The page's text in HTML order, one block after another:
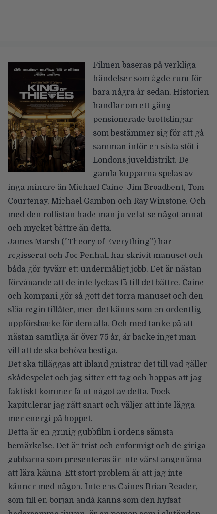
Filmen baseras på verkliga
händelser som ägde rum för
bara några år sedan. Historien
handlar om ett gäng
pensionerade brottslingar
som bestämmer sig för att gå
samman inför en sista stöt i
Londons juveldistrikt. De
gamla kupparna spelas av
inga mindre än Michael Caine, Jim Broadbent, Tom
Courtenay, Michael Gambon och Ray Winstone. Och
med den rollistan hade man ju velat se något annat
och mycket bättre än detta.
James Marsh (”Theory of Everything”) har
regisserat och Joe Penhall har skrivit manuset och
båda gör tyvärr ett undermåligt jobb. Det är nästan
förvånande att de inte lyckas få till det bättre. Caine
och kompani gör så gott det torra manuset och den
slöa regin tillåter, men det känns som en ordentlig
uppförsbacke för dem alla. Och med tanke på att
nästan samtliga är över 75 år, är backe inget man
vill att de ska behöva bestiga.
Det ska tilläggas att ibland gnistrar det till vad gäller
skådespelet och jag sitter ett tag och hoppas att jag
faktiskt kommer få ut något av detta. Dock
kapitulerar jag rätt snart och väljer att inte lägga
mer energi på hoppet.
Detta är en grinig gubbfilm i ordens sämsta
bemärkelse. Det är trist och enformigt och de giriga
gubbarna som presenteras är inte värst angenäma
att lära känna. Ett stort problem är att jag inte
känner med någon. Inte ens Caines Brian Reader,
som till en början ändå känns som den hyfsat